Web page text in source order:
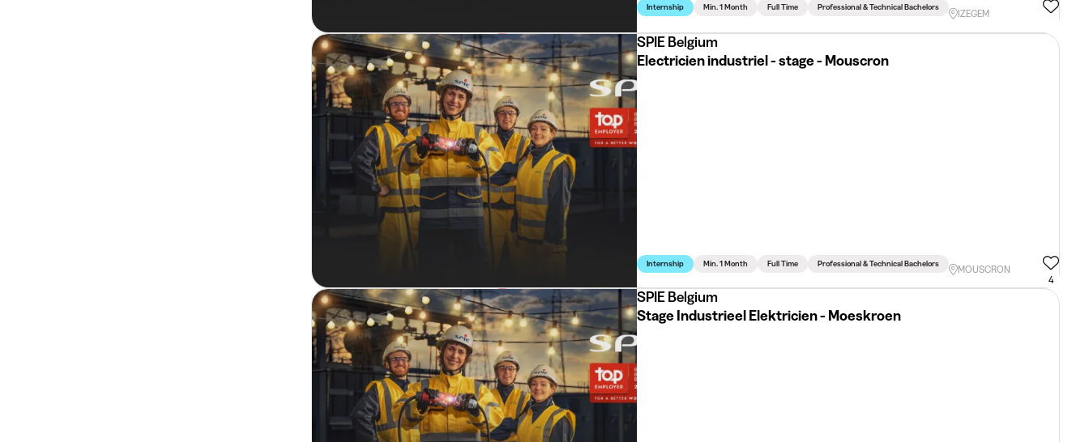
Internship Min. 1 Month Full Time Professional & Technical Bachelors
IZEGEM
SPIE Belgium
Electricien industriel - stage - Mouscron
Internship Min. 1 Month Full Time Professional & Technical Bachelors
MOUSCRON
4
SPIE Belgium
Stage Industrieel Elektricien - Moeskroen